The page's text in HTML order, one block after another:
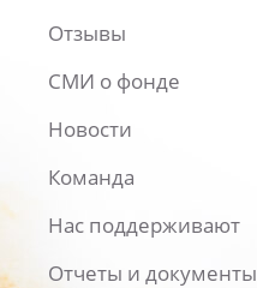
Отзывы
СМИ о фонде
Новости
Команда
Нас поддерживают
Отчеты и документы